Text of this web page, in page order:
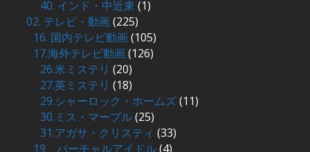
40. インド・中近東 (1)
02. テレビ・動画(225)
16. 国内テレビ動画(105)
17.海外テレビ動画(126)
26.米ミステリ (20)
27.英ミステリ (18)
29.シャーロック・ホームズ(11)
30.ミス・マープル(25)
31.アガサ・クリスティ (33)
19．バーチャルアイドル(4)